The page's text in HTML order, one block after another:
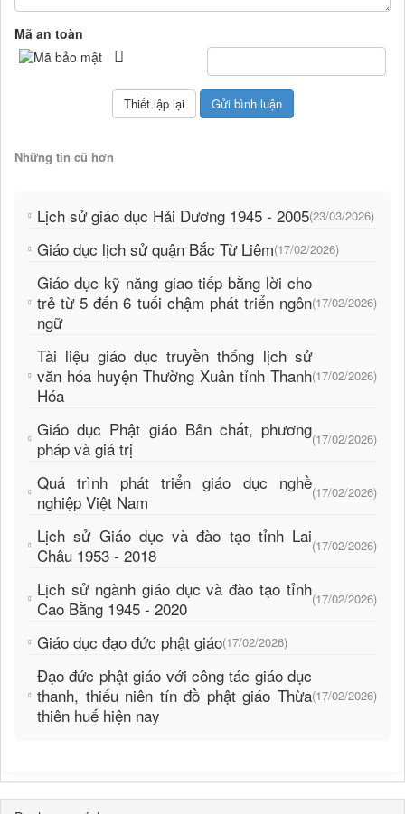
Mã an toàn
Những tin cũ hơn
Lịch sử giáo dục Hải Dương 1945 - 2005(23/03/2026)
Giáo dục lịch sử quận Bắc Từ Liêm(17/02/2026)
Giáo dục kỹ năng giao tiếp bằng lời cho
trẻ từ 5 đến 6 tuối chậm phát triển ngôn
ngữ
(17/02/2026)
Tài liệu giáo dục truyền thống lịch sử
văn hóa huyện Thường Xuân tỉnh Thanh
Hóa
(17/02/2026)
Giáo dục Phật giáo Bản chất, phương
pháp và giá trị
(17/02/2026)
Quá trình phát triển giáo dục nghề
nghiệp Việt Nam
(17/02/2026)
Lịch sử Giáo dục và đào tạo tỉnh Lai
Châu 1953 - 2018
(17/02/2026)
Lịch sử ngành giáo dục và đào tạo tỉnh
Cao Bằng 1945 - 2020
(17/02/2026)
Giáo dục đạo đức phật giáo(17/02/2026)
Đạo đức phật giáo với công tác giáo dục
thanh, thiếu niên tín đồ phật giáo Thừa
thiên huế hiện nay
(17/02/2026)